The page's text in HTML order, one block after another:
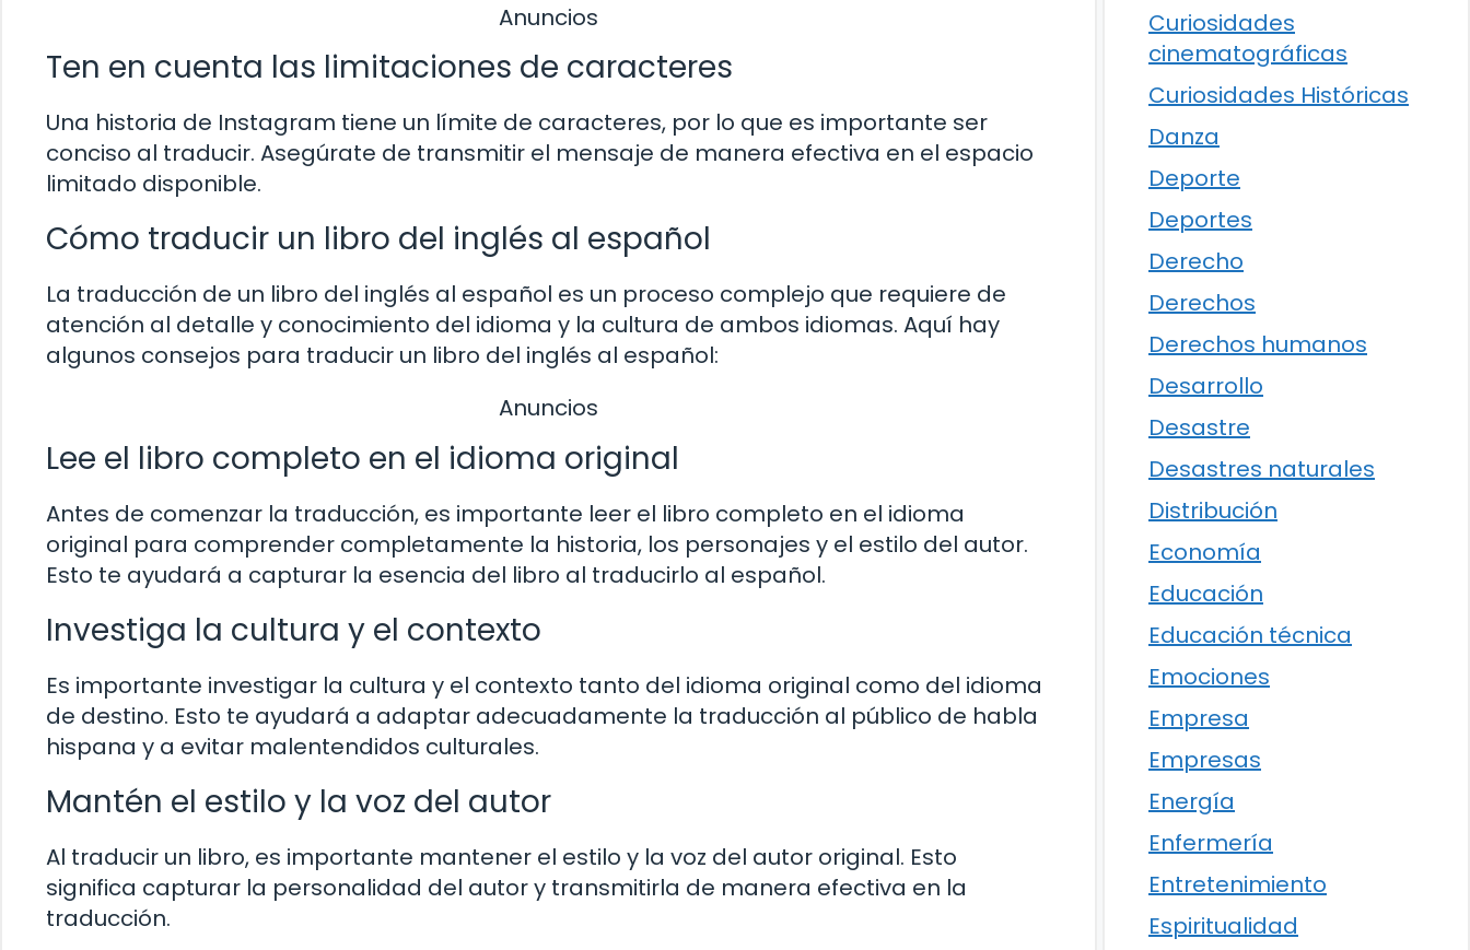
Anuncios
Ten en cuenta las limitaciones de caracteres
Una historia de Instagram tiene un límite de caracteres, por lo que es importante ser
conciso al traducir. Asegúrate de transmitir el mensaje de manera efectiva en el espacio
limitado disponible.
Cómo traducir un libro del inglés al español
La traducción de un libro del inglés al español es un proceso complejo que requiere de
atención al detalle y conocimiento del idioma y la cultura de ambos idiomas. Aquí hay
algunos consejos para traducir un libro del inglés al español:
Anuncios
Lee el libro completo en el idioma original
Antes de comenzar la traducción, es importante leer el libro completo en el idioma
original para comprender completamente la historia, los personajes y el estilo del autor.
Esto te ayudará a capturar la esencia del libro al traducirlo al español.
Investiga la cultura y el contexto
Es importante investigar la cultura y el contexto tanto del idioma original como del idioma
de destino. Esto te ayudará a adaptar adecuadamente la traducción al público de habla
hispana y a evitar malentendidos culturales.
Mantén el estilo y la voz del autor
Al traducir un libro, es importante mantener el estilo y la voz del autor original. Esto
significa capturar la personalidad del autor y transmitirla de manera efectiva en la
traducción.
Curiosidades
cinematográficas
Curiosidades Históricas
Danza
Deporte
Deportes
Derecho
Derechos
Derechos humanos
Desarrollo
Desastre
Desastres naturales
Distribución
Economía
Educación
Educación técnica
Emociones
Empresa
Empresas
Energía
Enfermería
Entretenimiento
Espiritualidad